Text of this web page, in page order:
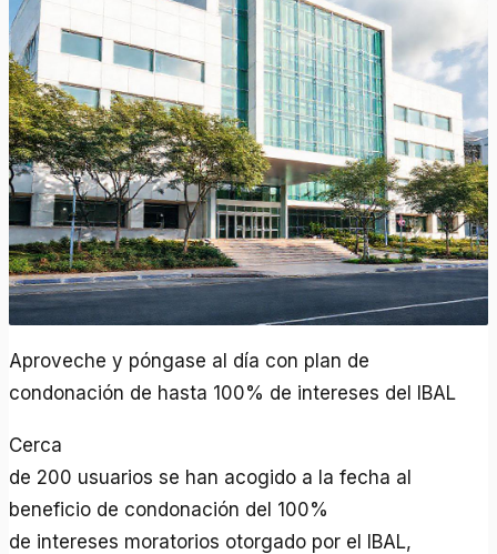
Aproveche y póngase al día con plan de
condonación de hasta 100% de intereses del IBAL
Cerca
de 200 usuarios se han acogido a la fecha al
beneficio de condonación del 100%
de intereses moratorios otorgado por el IBAL,